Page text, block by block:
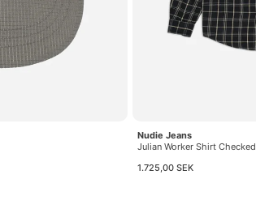
Nudie Jeans
Julian Worker Shirt Checked
1.725,00 SEK